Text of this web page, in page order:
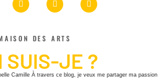
DES ARTS
SUIS-JE ?
Camille À travers ce blog, je veux me partager ma passion